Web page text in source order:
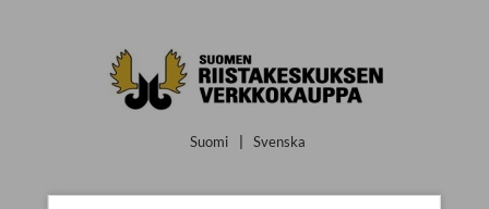
Suomi Svenska